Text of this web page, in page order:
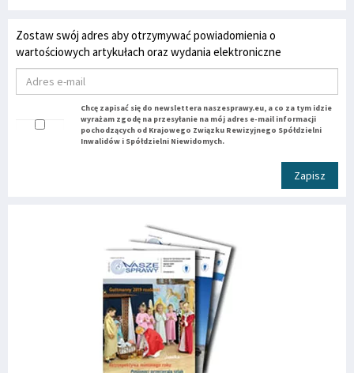
Zostaw swój adres aby otrzymywać powiadomienia o
wartościowych artykułach oraz wydania elektroniczne
Chcę zapisać się do newslettera naszesprawy.eu, a co za tym idzie
wyrażam zgodę na przesyłanie na mój adres e-mail informacji
pochodzących od Krajowego Związku Rewizyjnego Spółdzielni
Inwalidów i Spółdzielni Niewidomych.
Zapisz